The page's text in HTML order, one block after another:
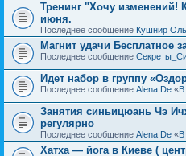
Тренинг "Хочу изменений!
июня.
Последнее сообщение Кушнир
Магнит удачи Бесплатное
Последнее сообщение
Идет набор в группу
Последнее сообщение Alena De «
Занятия синьицюань Чэ
регулярно
Последнее сообщение Alena De «
Хатха — йога в Киеве (